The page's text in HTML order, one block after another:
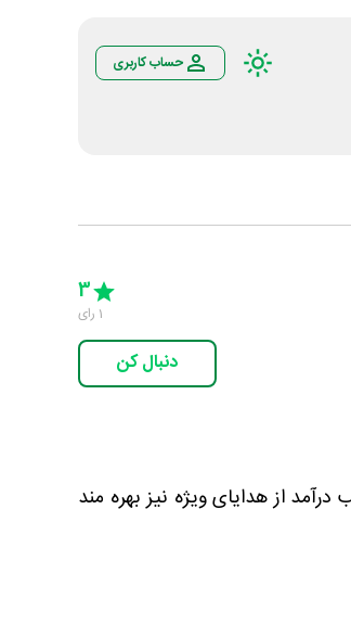
حساب کاربری
5 Stars
3
1 رای
دنبال کن
از هدایای ویژه نیز بهره مند